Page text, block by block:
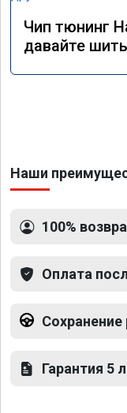
Чип тюнинг
давайте
Наши
100%
Оплата
Сохранение
Гарантия 5